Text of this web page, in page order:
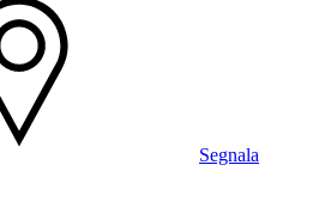
Segnala